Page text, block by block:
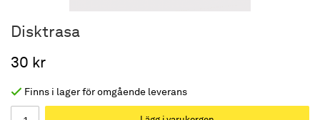
Disktrasa
30 kr
Finns i lager för omgående leverans